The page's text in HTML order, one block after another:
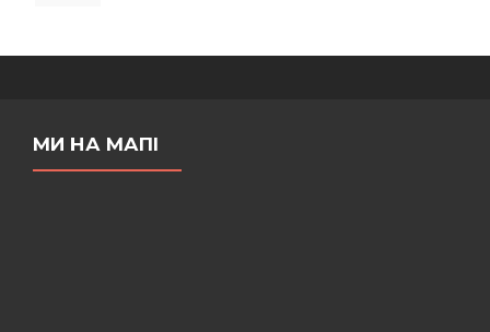
МИ НА МАПІ